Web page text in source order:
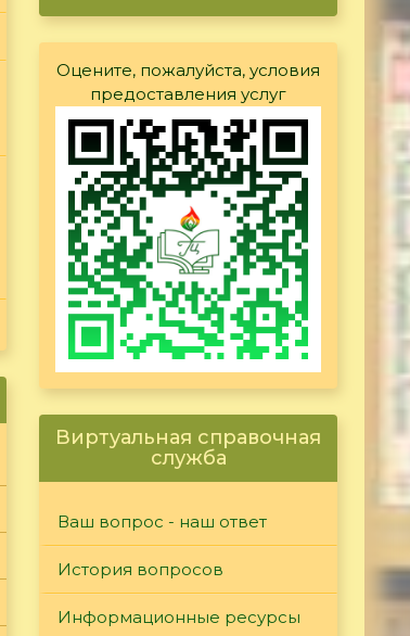
Оцените, пожалуйста, условия
предоставления услуг
Виртуальная справочная
служба
Ваш вопрос - наш ответ
История вопросов
Информационные ресурсы